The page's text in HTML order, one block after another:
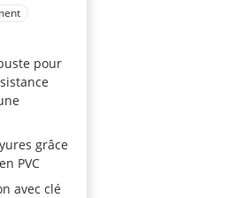
pour
grâce
PVC
avec clé